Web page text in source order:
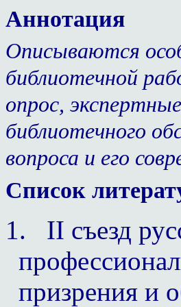
Аннотация
Описываются
библиотечной
опрос,
библиотечного
вопроса и его
Список
1. II съезд
призрения и